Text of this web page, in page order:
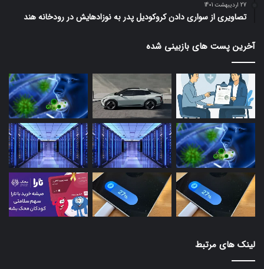
27 اردیبهشت 1401
تصاویری از سواری دادن کروکودیل پدر به نوزادهایش در رودخانه هند
آخرین پست های بازبینی شده
لینک های مرتبط